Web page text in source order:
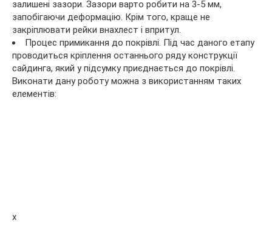
залишені зазори. Зазори варто робити на 3-5 мм,
запобігаючи деформацію. Крім того, краще не
закріплювати рейки внахлест і впритул.
Процес примикання до покрівлі. Під час даного етапу
проводиться кріплення останнього ряду конструкції
сайдинга, який у підсумку приєднається до покрівлі.
Виконати дану роботу можна з використанням таких
елементів:
x